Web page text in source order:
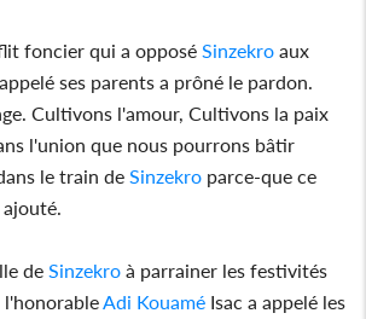
foncier qui a opposé Sinzekro aux
ses parents a prôné le pardon.
Cultivons l'amour, Cultivons la paix
l'union que nous pourrons bâtir
le train de Sinzekro parce-que ce
de Sinzekro à parrainer les festivités
l'honorable Adi Kouamé Isac a appelé les